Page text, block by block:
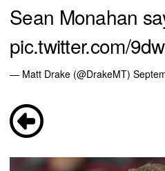
Sean Monahan
pic.twitter.com/
— Matt Drake (@DrakeMT)